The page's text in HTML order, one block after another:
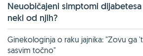
Neuobičajeni simptomi
neki od njih?
Ginekologinja o raku jajnika: "Zovu ga
sasvim točno"